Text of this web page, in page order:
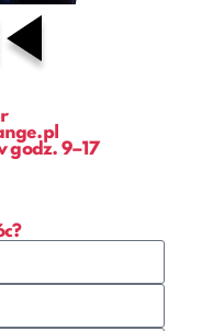
godz. 9–17